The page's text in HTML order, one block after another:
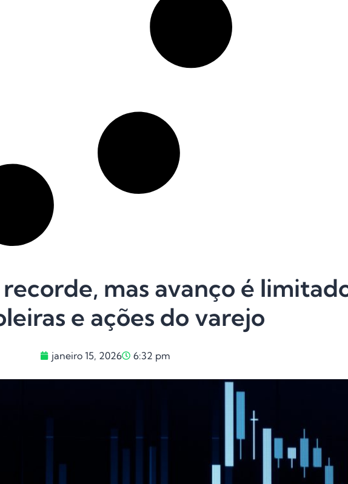
mas avanço é
e ações do varejo
janeiro 15, 2026 6:32 pm